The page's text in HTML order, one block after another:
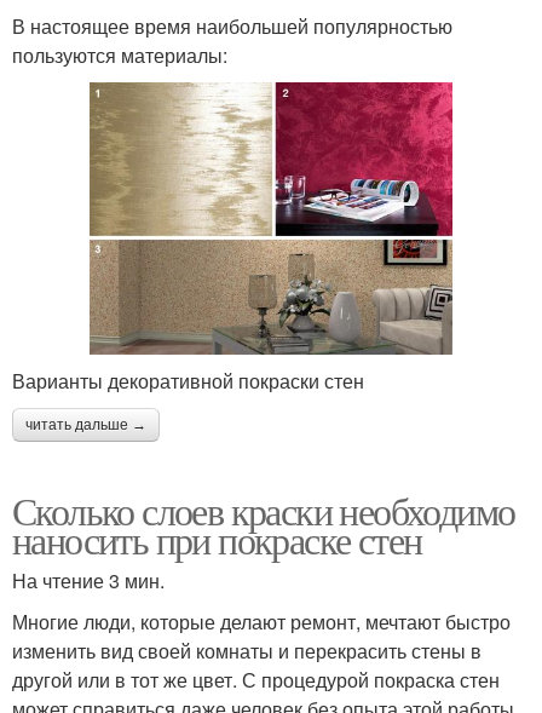
В настоящее время наибольшей популярностью
пользуются материалы:
Варианты декоративной покраски стен
читать дальше →
Сколько слоев краски необходимо
наносить при покраске стен
На чтение 3 мин.
Многие люди, которые делают ремонт, мечтают быстро
изменить вид своей комнаты и перекрасить стены в
другой или в тот же цвет. С процедурой покраска стен